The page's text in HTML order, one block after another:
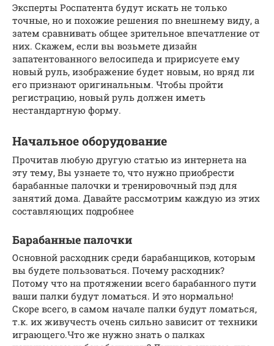
Эксперты Роспатента будут искать не только
точные, но и похожие решения по внешнему виду, а
затем сравнивать общее зрительное впечатление от
них. Скажем, если вы возьмете дизайн
запатентованного велосипеда и пририсуете ему
новый руль, изображение будет новым, но вряд ли
его признают оригинальным. Чтобы пройти
регистрацию, новый руль должен иметь
нестандартную форму.
Начальное оборудование
Прочитав любую другую статью из интернета на
эту тему, Вы узнаете то, что нужно приобрести
барабанные палочки и тренировочный пэд для
занятий дома. Давайте рассмотрим каждую из этих
составляющих подробнее
Барабанные палочки
Основной расходник среди барабанщиков, которым
вы будете пользоваться. Почему расходник?
Потому что на протяжении всего барабанного пути
ваши палки будут ломаться. И это нормально!
Скоре всего, в самом начале палки будут ломаться,
т.к. их живучесть очень сильно зависит от техники
играющего.Что же нужно знать о палках